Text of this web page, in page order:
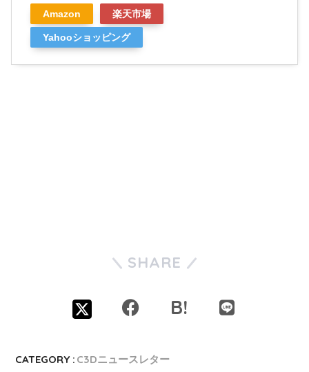
Amazon 楽天市場
Yahooショッピング
SHARE
CATEGORY : C3Dニュースレター